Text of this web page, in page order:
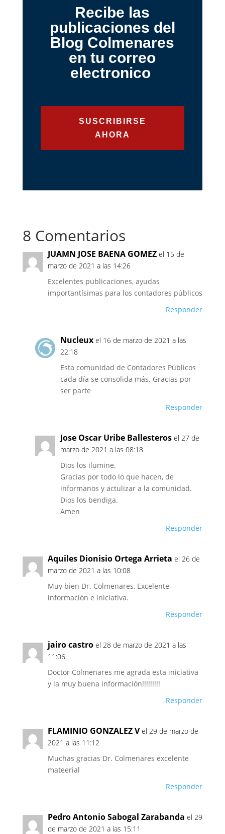
Recibe las
publicaciones del
Blog Colmenares
en tu correo
electronico
SUSCRIBIRSE
AHORA
8 Comentarios
JUAMN JOSE BAENA GOMEZ el 15 de
marzo de 2021 a las 14:26
Excelentes publicaciones, ayudas
importantísimas para los contadores públicos
Responder
Nucleux el 16 de marzo de 2021 a las
22:18
Esta comunidad de Contadores Públicos
cada día se consolida más. Gracias por
ser parte
Responder
Jose Oscar Uribe Ballesteros el 27 de
marzo de 2021 a las 08:18
Dios los ilumine.
Gracias por todo lo que hacen, de
informanos y actulizar a la comunidad.
Dios los bendiga.
Amen
Responder
Aquiles Dionisio Ortega Arrieta el 26 de
marzo de 2021 a las 10:08
Muy bien Dr. Colmenares, Excelente
información e iniciativa.
Responder
jairo castro el 28 de marzo de 2021 a las
11:06
Doctor Colmenares me agrada esta iniciativa
y la muy buena información!!!!!!!!!
Responder
FLAMINIO GONZALEZ V el 29 de marzo de
2021 a las 11:12
Muchas gracias Dr. Colmenares excelente
mateerial
Responder
Pedro Antonio Sabogal Zarabanda el 29
de marzo de 2021 a las 15:11